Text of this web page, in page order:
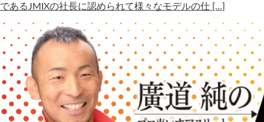
であるJMIXの社長に認められて様々なモデルの仕 […]